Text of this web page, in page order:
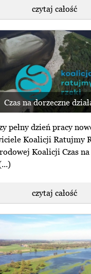
czytaj całość
Czas na dorzeczne
pełny dzień pracy
Koalicji Ratujmy
Koalicji Czas
czytaj całość